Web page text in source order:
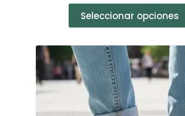
Seleccionar opciones
producto
tiene
variantes.
Las
opciones
se
pueden
elegir